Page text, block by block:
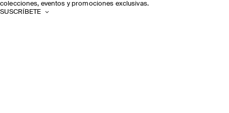
colecciones, eventos y promociones exclusivas.
SUSCRÍBETE